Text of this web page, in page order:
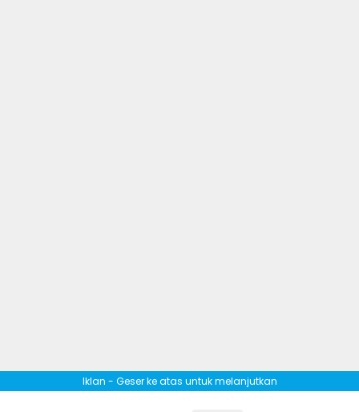
Iklan - Geser ke atas untuk melanjutkan